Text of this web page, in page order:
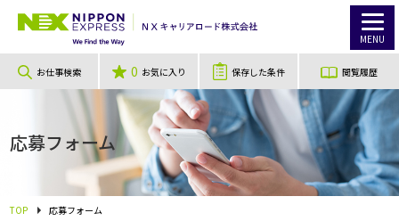
MENU
お仕事検索 0 お気に入り 保存した条件 閲覧履歴
応募フォーム
TOP 応募フォーム